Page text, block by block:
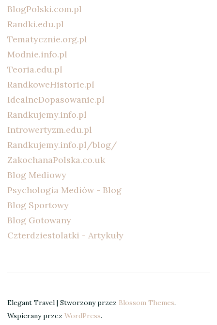
BlogPolski.com.pl
Randki.edu.pl
Tematycznie.org.pl
Modnie.info.pl
Teoria.edu.pl
RandkoweHistorie.pl
IdealneDopasowanie.pl
Randkujemy.info.pl
Introwertyzm.edu.pl
Randkujemy.info.pl/blog/
ZakochanaPolska.co.uk
Blog Mediowy
Psychologia Mediów - Blog
Blog Sportowy
Blog Gotowany
Czterdziestolatki - Artykuły
Elegant Travel | Stworzony przez Blossom Themes.
Wspierany przez WordPress.